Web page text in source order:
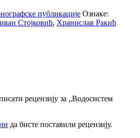
публикације Ознаке:
Стојковић, Хранислав Ракић
рецензију за „Водосистем
да бисте поставили рецензију.